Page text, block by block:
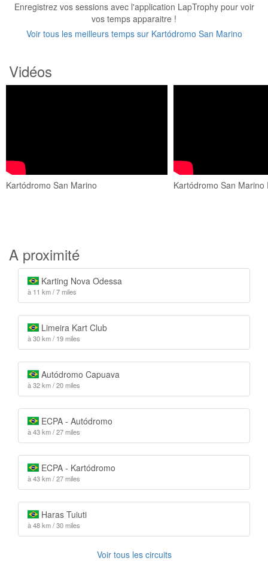
Enregistrez vos sessions avec l'application LapTrophy pour voir
vos temps apparaitre !
Voir tous les meilleurs temps sur Kartódromo San Marino
Vidéos
Kartódromo San Marino Kartódromo San Marino
A proximité
Karting Nova Odessa
à 11 km / 7 miles
Limeira Kart Club
à 30 km / 19 miles
Autódromo Capuava
à 32 km / 20 miles
ECPA - Autódromo
à 43 km / 27 miles
ECPA - Kartódromo
à 43 km / 27 miles
Haras Tuiuti
à 48 km / 30 miles
Voir tous les circuits